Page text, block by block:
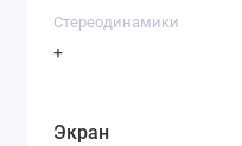
Стереодинамики
+
Экран